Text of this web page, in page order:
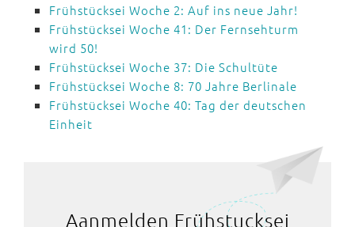
Frühstücksei Woche 2: Auf ins neue Jahr!
Frühstücksei Woche 41: Der Fernsehturm
wird 50!
Frühstücksei Woche 37: Die Schultüte
Frühstücksei Woche 8: 70 Jahre Berlinale
Frühstücksei Woche 40: Tag der deutschen
Einheit
Aanmelden Frühstucksei